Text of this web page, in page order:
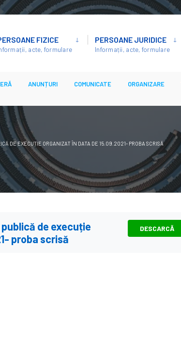
FIZICE
acte, formulare
PERSOANE JURIDICE
Informații, acte, formulare
ANUNȚURI COMUNICATE ORGANIZARE
DE EXECUȚIE ORGANIZAT ÎN DATA DE 15.09.2021- PROBA SCRISĂ
de execuție
proba scrisă
DESCARCĂ